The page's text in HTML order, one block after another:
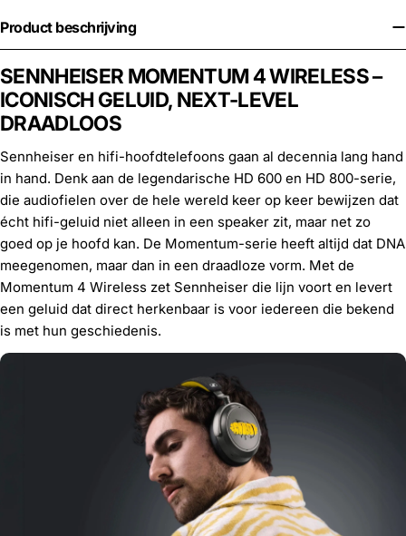
Product beschrijving
SENNHEISER MOMENTUM 4 WIRELESS –
ICONISCH GELUID, NEXT-LEVEL
DRAADLOOS
Sennheiser en hifi-hoofdtelefoons gaan al decennia lang hand
in hand. Denk aan de legendarische HD 600 en HD 800-serie,
die audiofielen over de hele wereld keer op keer bewijzen dat
écht hifi-geluid niet alleen in een speaker zit, maar net zo
goed op je hoofd kan. De Momentum-serie heeft altijd dat DNA
meegenomen, maar dan in een draadloze vorm. Met de
Momentum 4 Wireless zet Sennheiser die lijn voort en levert
een geluid dat direct herkenbaar is voor iedereen die bekend
is met hun geschiedenis.